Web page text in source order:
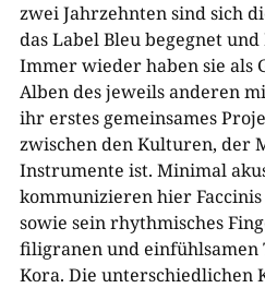
zwei Jahrzehnten sind sich
das Label Bleu begegnet
Immer wieder haben sie als
Alben des jeweils anderen
ihr erstes gemeinsames
zwischen den Kulturen, der
Instrumente ist. Minimal
kommunizieren hier
sowie sein rhythmisches
filigranen und einfühlsamen
Kora. Die unterschiedlichen